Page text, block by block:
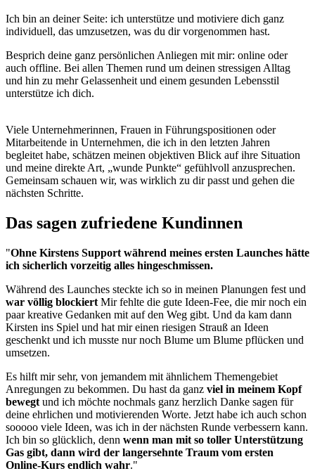
Ich bin an deiner Seite: ich unterstütze und motiviere dich ganz
individuell, das umzusetzen, was du dir vorgenommen hast.
Besprich deine ganz persönlichen Anliegen mit mir: online oder
auch offline. Bei allen Themen rund um deinen stressigen Alltag
und hin zu mehr Gelassenheit und einem gesunden Lebensstil
unterstütze ich dich.
Viele Unternehmerinnen, Frauen in Führungspositionen oder
Mitarbeitende in Unternehmen, die ich in den letzten Jahren
begleitet habe, schätzen meinen objektiven Blick auf ihre Situation
und meine direkte Art, „wunde Punkte“ gefühlvoll anzusprechen.
Gemeinsam schauen wir, was wirklich zu dir passt und gehen die
nächsten Schritte.
Das sagen zufriedene Kundinnen
"Ohne Kirstens Support während meines ersten Launches hätte
ich sicherlich vorzeitig alles hingeschmissen.
Während des Launches steckte ich so in meinen Planungen fest und
war völlig blockiert Mir fehlte die gute Ideen-Fee, die mir noch ein
paar kreative Gedanken mit auf den Weg gibt. Und da kam dann
Kirsten ins Spiel und hat mir einen riesigen Strauß an Ideen
geschenkt und ich musste nur noch Blume um Blume pflücken und
umsetzen.
Es hilft mir sehr, von jemandem mit ähnlichem Themengebiet
Anregungen zu bekommen. Du hast da ganz viel in meinem Kopf
bewegt und ich möchte nochmals ganz herzlich Danke sagen für
deine ehrlichen und motivierenden Worte. Jetzt habe ich auch schon
sooooo viele Ideen, was ich in der nächsten Runde verbessern kann.
Ich bin so glücklich, denn wenn man mit so toller Unterstützung
Gas gibt, dann wird der langersehnte Traum vom ersten
Online-Kurs endlich wahr."